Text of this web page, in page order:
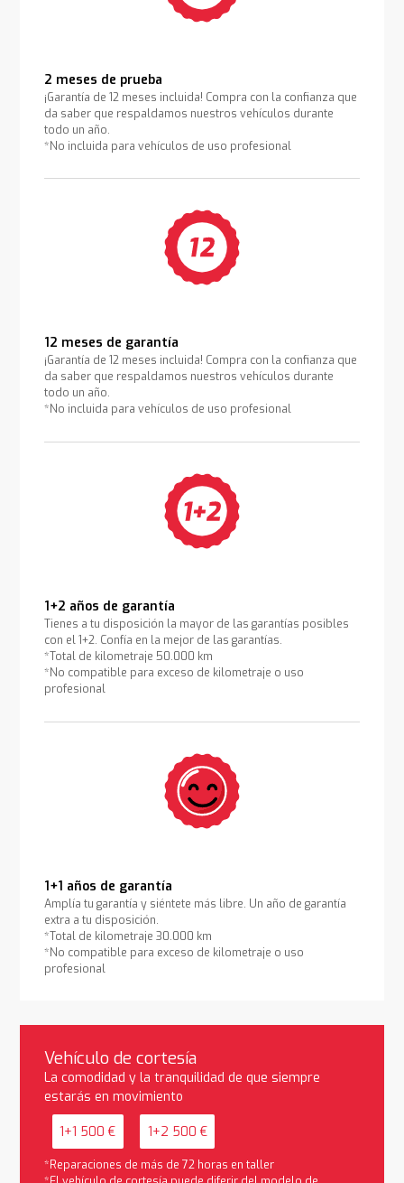
2 meses de prueba
¡Garantía de 12 meses incluida! Compra con la confianza que
da saber que respaldamos nuestros vehículos durante
todo un año.
*No incluida para vehículos de uso profesional
12 meses de garantía
¡Garantía de 12 meses incluida! Compra con la confianza que
da saber que respaldamos nuestros vehículos durante
todo un año.
*No incluida para vehículos de uso profesional
1+2 años de garantía
Tienes a tu disposición la mayor de las garantías posibles
con el 1+2. Confía en la mejor de las garantías.
*Total de kilometraje 50.000 km
*No compatible para exceso de kilometraje o uso
profesional
1+1 años de garantía
Amplía tu garantía y siéntete más libre. Un año de garantía
extra a tu disposición.
*Total de kilometraje 30.000 km
*No compatible para exceso de kilometraje o uso
profesional
Vehículo de cortesía
La comodidad y la tranquilidad de que siempre
estarás en movimiento
1+1 500 € 1+2 500 €
*Reparaciones de más de 72 horas en taller